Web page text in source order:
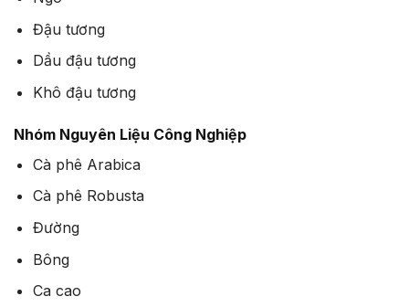
Đậu tương
Dầu đậu tương
Khô đậu tương
Nhóm Nguyên Liệu Công Nghiệp
Cà phê Arabica
Cà phê Robusta
Đường
Bông
Ca cao